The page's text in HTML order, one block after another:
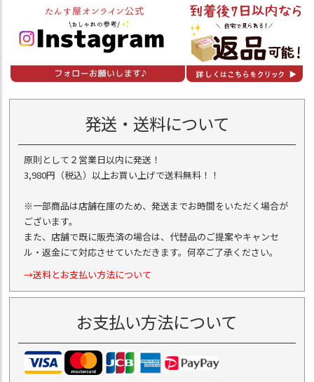
発送・送料について
原則として２営業日以内に発送！
3,980円（税込）以上お買い上げで送料無料！！
※一部商品は店舗在庫のため、発送までお時間をいただく場合が
ございます。
また、店舗で既に販売済の場合は、代替品のご提案やキャンセ
ル・返金にて対応させていただきます。何卒ご了承ください。
→送料とお支払い方法について
お支払い方法について